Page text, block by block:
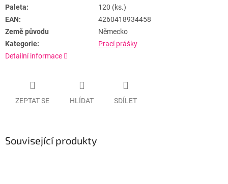
Paleta:
120 (ks.)
EAN:
4260418934458
Země původu
Německo
Kategorie:
Prací prášky
Detailní informace
ZEPTAT SE HLÍDAT SDÍLET
Související produkty